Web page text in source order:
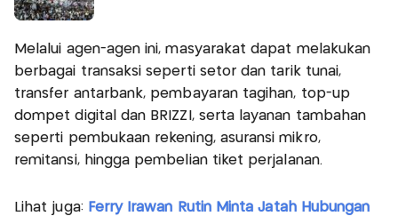
Melalui agen-agen ini, masyarakat dapat melakukan
berbagai transaksi seperti setor dan tarik tunai,
transfer antarbank, pembayaran tagihan, top-up
dompet digital dan BRIZZI, serta layanan tambahan
seperti pembukaan rekening, asuransi mikro,
remitansi, hingga pembelian tiket perjalanan.
Lihat juga: Ferry Irawan Rutin Minta Jatah Hubungan